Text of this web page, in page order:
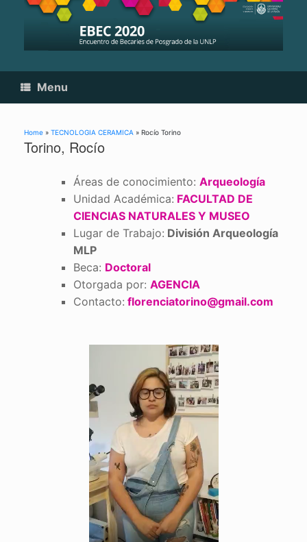
Menu
Home » TECNOLOGIA CERAMICA » Rocío Torino
Torino, Rocío
Áreas de conocimiento: Arqueología
Unidad Académica: FACULTAD DE
CIENCIAS NATURALES Y MUSEO
Lugar de Trabajo: División Arqueología
MLP
Beca: Doctoral
Otorgada por: AGENCIA
Contacto: florenciatorino@gmail.com